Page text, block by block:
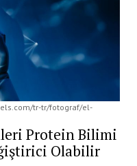
tr-tr/fotograf/el-
Protein Bilimi
Olabilir